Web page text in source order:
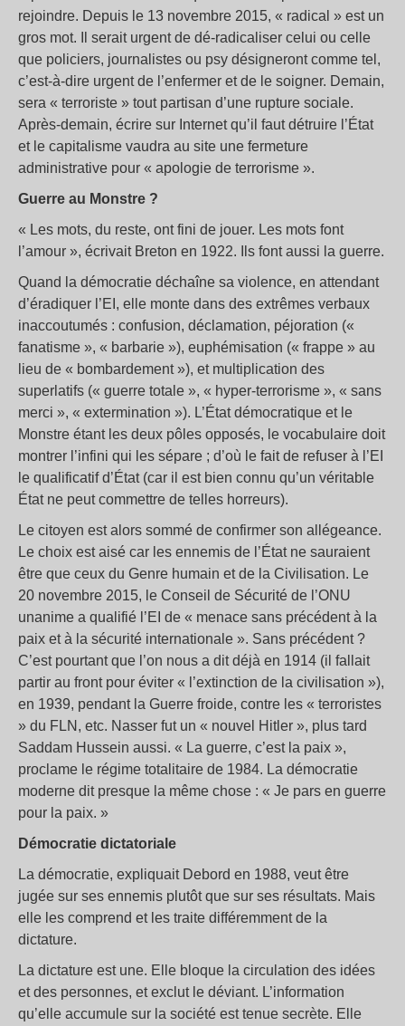
rejoindre. Depuis le 13 novembre 2015, « radical » est un
gros mot. Il serait urgent de dé-radicaliser celui ou celle
que policiers, journalistes ou psy désigneront comme tel,
c’est-à-dire urgent de l’enfermer et de le soigner. Demain,
sera « terroriste » tout partisan d’une rupture sociale.
Après-demain, écrire sur Internet qu’il faut détruire l’État
et le capitalisme vaudra au site une fermeture
administrative pour « apologie de terrorisme ».
Guerre au Monstre ?
« Les mots, du reste, ont fini de jouer. Les mots font
l’amour », écrivait Breton en 1922. Ils font aussi la guerre.
Quand la démocratie déchaîne sa violence, en attendant
d’éradiquer l’EI, elle monte dans des extrêmes verbaux
inaccoutumés : confusion, déclamation, péjoration («
fanatisme », « barbarie »), euphémisation (« frappe » au
lieu de « bombardement »), et multiplication des
superlatifs (« guerre totale », « hyper-terrorisme », « sans
merci », « extermination »). L’État démocratique et le
Monstre étant les deux pôles opposés, le vocabulaire doit
montrer l’infini qui les sépare ; d’où le fait de refuser à l’EI
le qualificatif d’État (car il est bien connu qu’un véritable
État ne peut commettre de telles horreurs).
Le citoyen est alors sommé de confirmer son allégeance.
Le choix est aisé car les ennemis de l’État ne sauraient
être que ceux du Genre humain et de la Civilisation. Le
20 novembre 2015, le Conseil de Sécurité de l’ONU
unanime a qualifié l’EI de « menace sans précédent à la
paix et à la sécurité internationale ». Sans précédent ?
C’est pourtant que l’on nous a dit déjà en 1914 (il fallait
partir au front pour éviter « l’extinction de la civilisation »),
en 1939, pendant la Guerre froide, contre les « terroristes
» du FLN, etc. Nasser fut un « nouvel Hitler », plus tard
Saddam Hussein aussi. « La guerre, c’est la paix »,
proclame le régime totalitaire de 1984. La démocratie
moderne dit presque la même chose : « Je pars en guerre
pour la paix. »
Démocratie dictatoriale
La démocratie, expliquait Debord en 1988, veut être
jugée sur ses ennemis plutôt que sur ses résultats. Mais
elle les comprend et les traite différemment de la
dictature.
La dictature est une. Elle bloque la circulation des idées
et des personnes, et exclut le déviant. L’information
qu’elle accumule sur la société est tenue secrète. Elle